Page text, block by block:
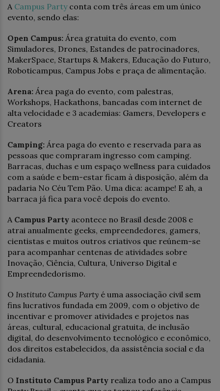
A Campus Partyconta com três áreas em um único
evento, sendo elas:
Open Campus: Área gratuita do evento, com
Simuladores, Drones, Estandes de patrocinadores,
MakerSpace, Startups & Makers, Educação do Futuro,
Roboticampus, Campus Jobs e praça de alimentação.
Arena: Área paga do evento, com palestras,
Workshops, Hackathons, bancadas com internet de
alta velocidade e 3 academias: Gamers, Developers e
Creators
Camping: Área paga do evento e reservada para as
pessoas que compraram ingresso com camping.
Barracas, duchas e um espaço wellness para cuidados
com a saúde e bem-estar ficam à disposição, além da
padaria No Céu Tem Pão. Uma dica: acampe! E ah, a
barraca já fica para você depois do evento.
A Campus Party acontece no Brasil desde 2008 e
atrai anualmente geeks, empreendedores, gamers,
cientistas e muitos outros criativos que reúnem-se
para acompanhar centenas de atividades sobre
Inovação, Ciência, Cultura, Universo Digital e
Empreendedorismo.
O Instituto Campus Party é uma associação civil sem
fins lucrativos fundada em 2009, com o objetivo de
incentivar e promover atividades e projetos nas
áreas, cultural, educacional gratuita, de inclusão
digital, do desenvolvimento tecnológico e econômico,
dos direitos estabelecidos, da assistência social e da
cidadania.
O Instituto Campus Party realiza todo ano a Campus